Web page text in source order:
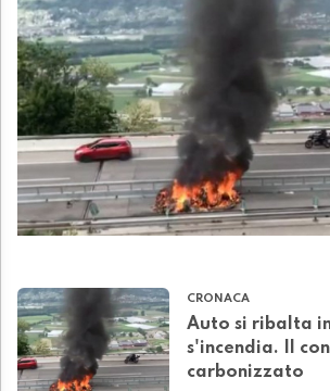
CRONACA
Auto si ribalta
s'incendia. Il
carbonizzato